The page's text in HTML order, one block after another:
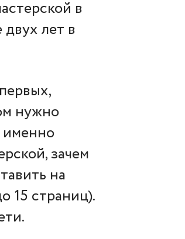
в
двух лет в
нужно
именно
зачем
на
15 страниц).